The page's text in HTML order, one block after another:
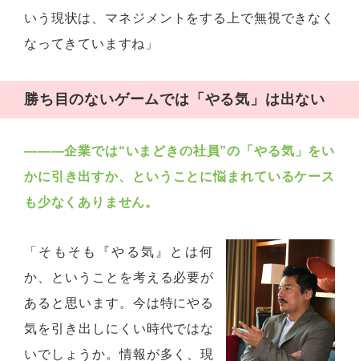
いう現状は、マネジメントをする上で無視できなく
なってきていますね」
勝ち目のないゲームでは「やる気」は出ない
―――企業では“いまどきの社員”の「やる気」をい
かに引き出すか、ということに悩まれているケース
も少なくありません。
「そもそも『やる気』とは何
か、ということを考える必要が
あると思います。今は特にやる
気を引き出しにくい時代ではな
いでしょうか。情報が多く、現